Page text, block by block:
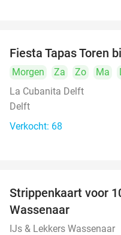
Fiesta Tapas Toren
Morgen Za Zo Ma
La Cubanita Delft
Delft
Verkocht: 68
Strippenkaart voor
Wassenaar
IJs & Lekkers Wassenaar